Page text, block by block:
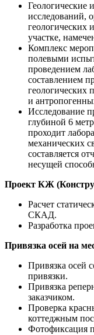
Геологические
исследований,
геологических
участке,
Комплекс
полевыми
проведением
составлением
геологических
и
Исследование
глубиной 6
проходит
механических
составляется
несущей
Проект КЖ
Расчет
СКАД.
Разработка
Привязка осей на
Привязка осей
привязки.
Привязка
заказчиком.
Проверка
коттеджным
Фотофиксация